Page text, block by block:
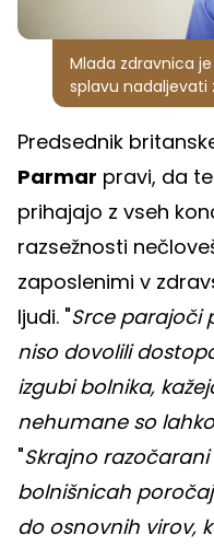
Mlada zdravnica
splavu nadaljevati
Predsednik
Parmar pravi, da
prihajajo z vseh
razsežnosti
zaposlenimi v
ljudi. "Srce parajoči
niso dovolili
izgubi bolnika,
nehumane so
"Skrajno
bolnišnicah
do osnovnih virov,